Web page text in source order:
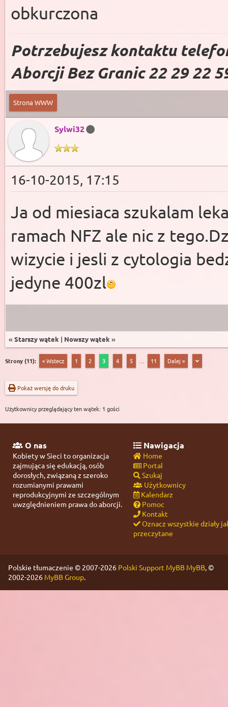
obkurczona
Potrzebujesz kontaktu
Aborcji Bez Granic 22 29 22
Strona WWW
Sylwi32
16-10-2015, 17:15
Ja od miesiaca szukalam
ramach NFZ ale nic z
wizycie i jesli z cytologia
jedyne 400zl
« Starszy wątek | Nowszy wątek »
Strony (11): « Wstecz 1 2 3 4 5 11 Dalej »
Pokaż wersję do druku
Użytkownicy przeglądający ten wątek: 1 gości
O nas
Kobiety w Sieci to organizacja
zajmująca się edukacją, osób
dorosłych, związaną z szeroko
rozumianymi prawami
reprodukcyjnymi ze szczególnym
uwzględnieniem prawa do aborcji.
Nawigacja
Home
Portal
Szukaj
Użytkownicy
Kalendarz
Pomoc
Kontakt
Oznacz wszystkie działy
przeczytane
Polskie tłumaczenie © 2007-2026 Polski Support MyBB MyBB, ©
2002-2026 MyBB Group.